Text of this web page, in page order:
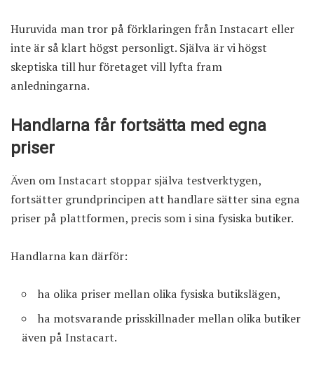
Huruvida man tror på förklaringen från Instacart eller
inte är så klart högst personligt. Själva är vi högst
skeptiska till hur företaget vill lyfta fram
anledningarna.
Handlarna får fortsätta med egna
priser
Även om Instacart stoppar själva testverktygen,
fortsätter grundprincipen att handlare sätter sina egna
priser på plattformen, precis som i sina fysiska butiker.
Handlarna kan därför:
ha olika priser mellan olika fysiska butikslägen,
ha motsvarande prisskillnader mellan olika butiker
även på Instacart.